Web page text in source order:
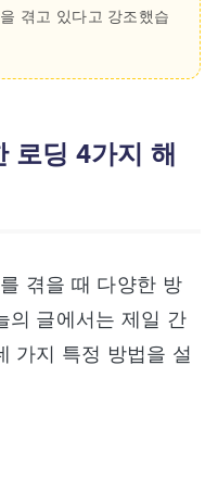
겪고 있다고 강조했습
로딩 4가지 해
겪을 때 다양한 방
의 글에서는 제일 간
가지 특정 방법을 설